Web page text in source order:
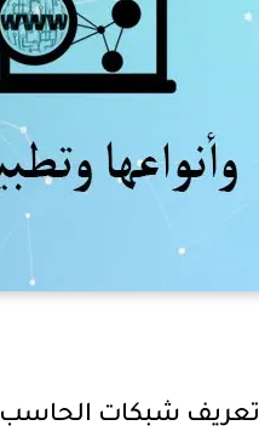
تعريف شبكات الحاسب